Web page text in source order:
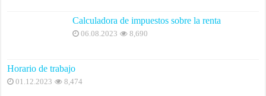
Calculadora de impuestos sobre la renta
06.08.2023 8,690
Horario de trabajo
01.12.2023 8,474